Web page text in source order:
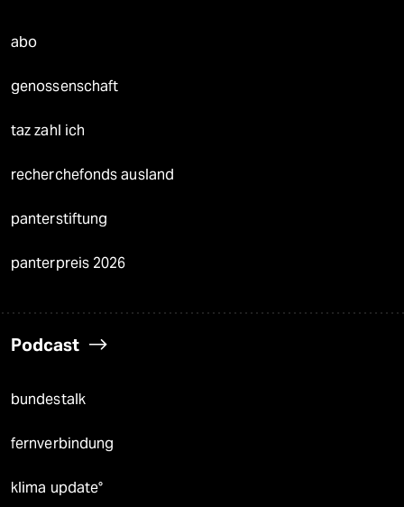
abo
genossenschaft
taz zahl ich
recherchefonds ausland
panterstiftung
panterpreis 2026
Podcast
bundestalk
fernverbindung
klima update°